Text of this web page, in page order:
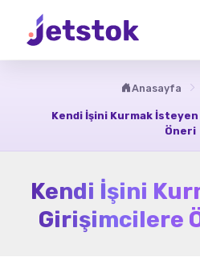
Anasayfa
Kendi İşini Kurmak
Öneri
Kendi İşini
Girişimcilere